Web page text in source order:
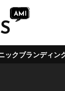
ックブランディン